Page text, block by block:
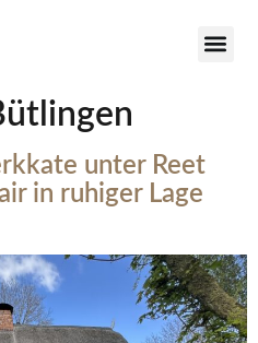
unter Reet
in ruhiger Lage